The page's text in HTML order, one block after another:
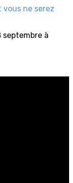
vous ne serez
à